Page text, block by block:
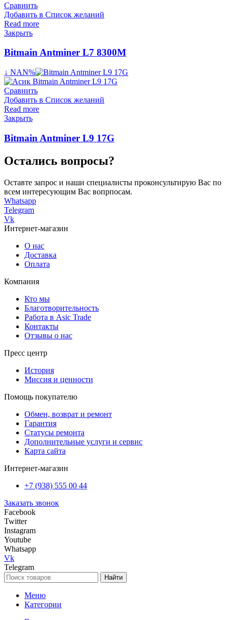
Сравнить
Добавить в Список желаний
Read more
Закрыть
Bitmain Antminer L7 8300M
↓ NAN%
Сравнить
Добавить в Список желаний
Read more
Закрыть
Bitmain Antminer L9 17G
Остались вопросы?
Оставте запрос и наши специалисты проконсультирую Вас по
всем интересующим Вас вопрпосам.
Whatsapp
Telegram
Vk
Интернет-магазин
О нас
Доставка
Оплата
Компания
Кто мы
Благотворительность
Работа в Asic Trade
Контакты
Отзывы о нас
Пресс центр
История
Миссия и ценности
Помощь покупателю
Обмен, возврат и ремонт
Гарантия
Статусы ремонта
Дополнительные услуги и сервис
Карта сайта
Интернет-магазин
+7 (938) 555 00 44
Заказать звонок
Facebook
Twitter
Instagram
Youtube
Whatsapp
Vk
Telegram
Найти
Меню
Категории